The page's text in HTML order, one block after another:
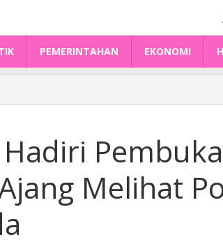
PEMERINTAHAN EKONOMI
Melihat